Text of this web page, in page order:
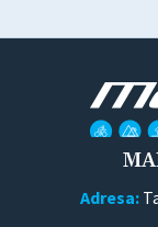
Adresa: